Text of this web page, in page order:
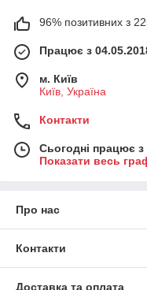
96% позитивних з
Працює з
м. Київ
Київ, Україна
Контакти
Сьогодні працює
Показати весь
Про нас
Контакти
Доставка та оплата